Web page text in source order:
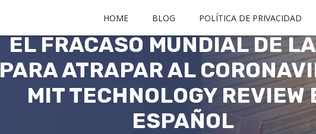
HOME BLOG POLÍTICA DE PRIVACIDAD
EL FRACASO MUNDIAL DE
PARA ATRAPAR AL
MIT TECHNOLOGY REVIEW
ESPAÑOL